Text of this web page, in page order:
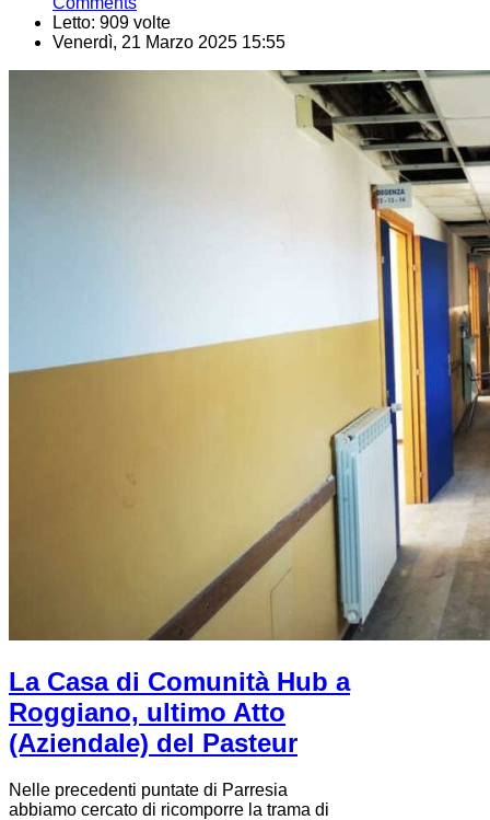
Letto: 909 volte
Venerdì, 21 Marzo 2025 15:55
La Casa di Comunità Hub a
Roggiano, ultimo Atto
(Aziendale) del Pasteur
Nelle precedenti puntate di Parresia
abbiamo cercato di ricomporre la trama di